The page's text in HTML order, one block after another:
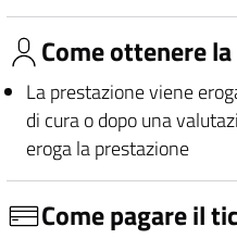
Come ottenere
La prestazione viene
di cura o dopo una
eroga la prestazione
Come pagare il